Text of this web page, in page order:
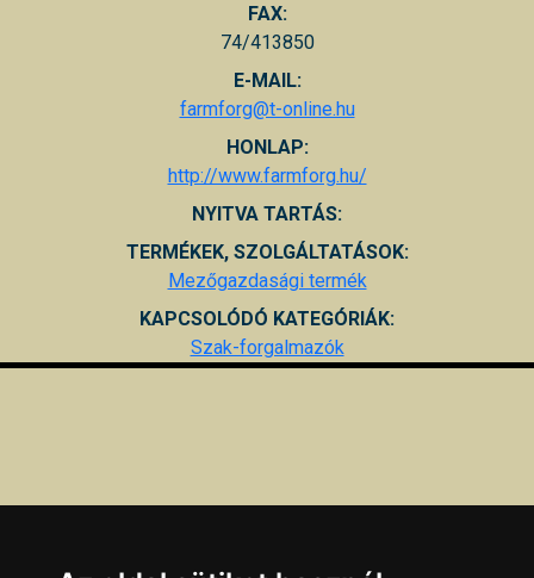
FAX:
74/413850
E-MAIL:
farmforg@t-online.hu
HONLAP:
http://www.farmforg.hu/
NYITVA TARTÁS:
TERMÉKEK, SZOLGÁLTATÁSOK:
Mezőgazdasági termék
KAPCSOLÓDÓ KATEGÓRIÁK:
Szak-forgalmazók